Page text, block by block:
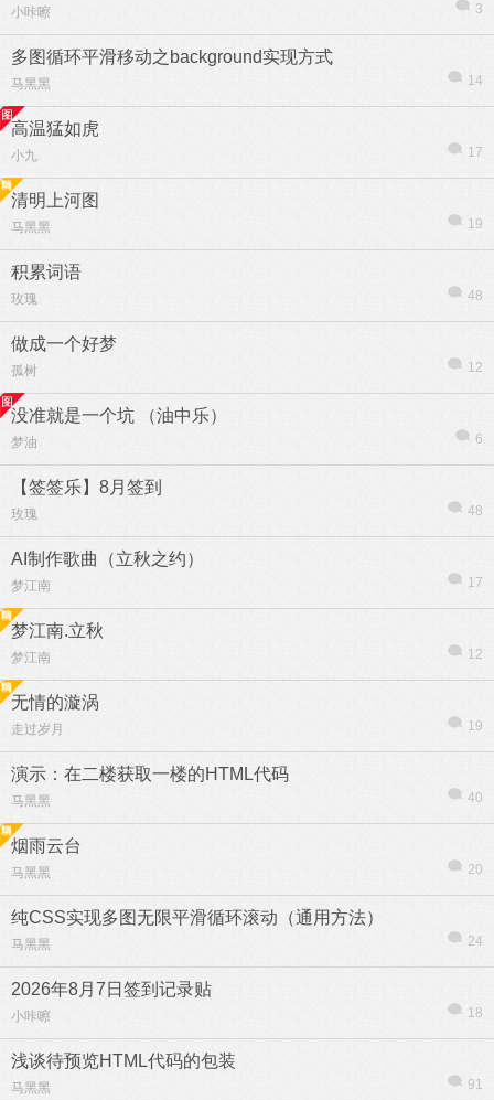
小咔嚓 3
多图循环平滑移动之background实现方式
马黑黑 14
高温猛如虎
小九 17
清明上河图
马黑黑 19
积累词语
玫瑰 48
做成一个好梦
孤树 12
没准就是一个坑 （油中乐）
梦油 6
【签签乐】8月签到
玫瑰 48
AI制作歌曲（立秋之约）
梦江南 17
梦江南.立秋
梦江南 12
无情的漩涡
走过岁月 19
演示：在二楼获取一楼的HTML代码
马黑黑 40
烟雨云台
马黑黑 20
纯CSS实现多图无限平滑循环滚动（通用方法）
马黑黑 24
2026年8月7日签到记录贴
小咔嚓 18
浅谈待预览HTML代码的包装
马黑黑 91